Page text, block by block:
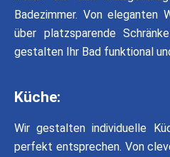
Badezimmer. Von eleganten
über platzsparende
gestalten Ihr Bad funktional
Küche:
Wir gestalten individuelle
perfekt entsprechen. Von